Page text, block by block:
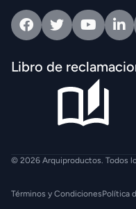
FacebookTwitterYoutube
Libro de
© 2026 Arquiproductos. Todos
Términos y CondicionesPolítica